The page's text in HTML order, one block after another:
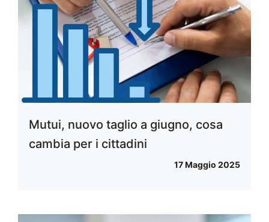
Mutui, nuovo taglio a giugno, cosa
cambia per i cittadini
17 Maggio 2025